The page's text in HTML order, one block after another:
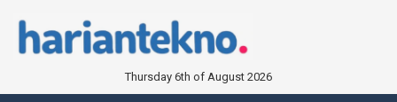
Thursday 6th of August 2026